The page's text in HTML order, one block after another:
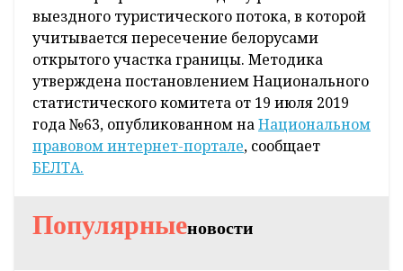
выездного туристического потока, в которой